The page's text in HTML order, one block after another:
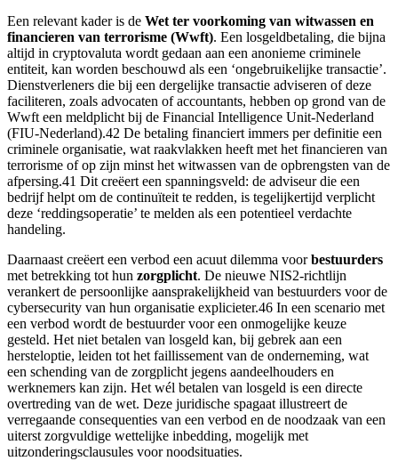
Een relevant kader is de Wet ter voorkoming van witwassen en
financieren van terrorisme (Wwft). Een losgeldbetaling, die bijna
altijd in cryptovaluta wordt gedaan aan een anonieme criminele
entiteit, kan worden beschouwd als een ‘ongebruikelijke transactie’.
Dienstverleners die bij een dergelijke transactie adviseren of deze
faciliteren, zoals advocaten of accountants, hebben op grond van de
Wwft een meldplicht bij de Financial Intelligence Unit-Nederland
(FIU-Nederland).42 De betaling financiert immers per definitie een
criminele organisatie, wat raakvlakken heeft met het financieren van
terrorisme of op zijn minst het witwassen van de opbrengsten van de
afpersing.41 Dit creëert een spanningsveld: de adviseur die een
bedrijf helpt om de continuïteit te redden, is tegelijkertijd verplicht
deze ‘reddingsoperatie’ te melden als een potentieel verdachte
handeling.
Daarnaast creëert een verbod een acuut dilemma voorbestuurders
met betrekking tot hun zorgplicht. De nieuwe NIS2-richtlijn
verankert de persoonlijke aansprakelijkheid van bestuurders voor de
cybersecurity van hun organisatie explicieter.46 In een scenario met
een verbod wordt de bestuurder voor een onmogelijke keuze
gesteld. Het niet betalen van losgeld kan, bij gebrek aan een
hersteloptie, leiden tot het faillissement van de onderneming, wat
een schending van de zorgplicht jegens aandeelhouders en
werknemers kan zijn. Het wél betalen van losgeld is een directe
overtreding van de wet. Deze juridische spagaat illustreert de
verregaande consequenties van een verbod en de noodzaak van een
uiterst zorgvuldige wettelijke inbedding, mogelijk met
uitzonderingsclausules voor noodsituaties.